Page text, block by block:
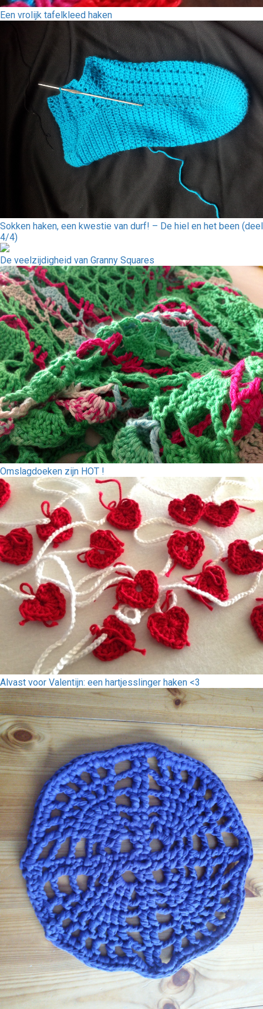
Een vrolijk tafelkleed haken
Sokken haken, een kwestie van durf! – De hiel en het been (deel
4/4)
De veelzijdigheid van Granny Squares
Omslagdoeken zijn HOT !
Alvast voor Valentijn: een hartjesslinger haken <3